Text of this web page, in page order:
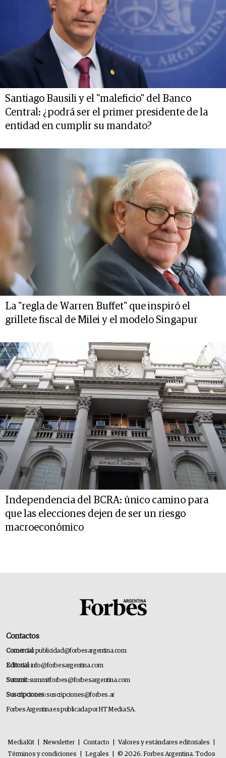
Santiago Bausili y el "maleficio" del Banco
Central: ¿podrá ser el primer presidente de la
entidad en cumplir su mandato?
La "regla de Warren Buffet" que inspiró el
grillete fiscal de Milei y el modelo Singapur
Independencia del BCRA: único camino para
que las elecciones dejen de ser un riesgo
macroeconómico
Contactos
Comercial:publicidad@forbesargentina.com
Editorial:info@forbesargentina.com
Summit:summitforbes@forbesargentina.com
Suscripciones:suscripciones@forbes.ar
Forbes Argentina es publicada por HT Media SA.
MediaKit Newsletter Contacto Valores y estándares editoriales
Términos y condiciones
Legales © 2026. Forbes Argentina. Todos